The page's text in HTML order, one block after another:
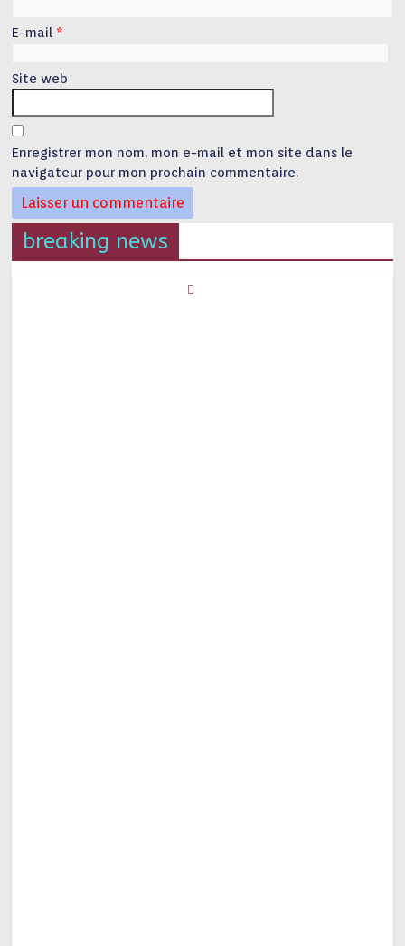
E-mail *
Site web
Enregistrer mon nom, mon e-mail et mon site dans le
navigateur pour mon prochain commentaire.
breaking news